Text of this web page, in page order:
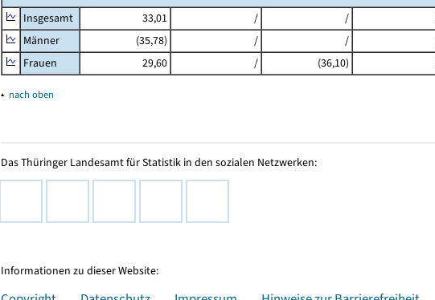
Insgesamt
33,01 / /
Männer
(35,78) / /
Frauen
29,60 / (36,10)
▴ nach oben
Das Thüringer Landesamt für Statistik in den sozialen Netzwerken:
Informationen zu dieser Website: